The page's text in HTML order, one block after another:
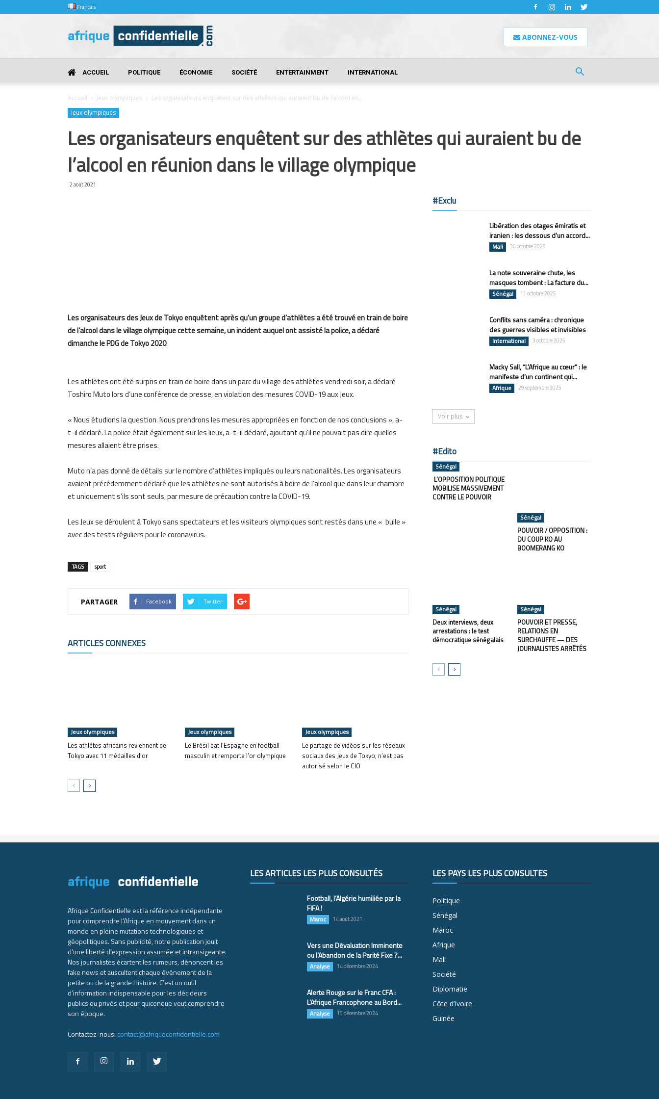
Français
Confidentielle
ABONNEZ-VOUS
ACCUEIL POLITIQUE ÉCONOMIE SOCIÉTÉ ENTERTAINMENT INTERNATIONAL
Accueil Jeux olympiques Les organisateurs enquêtent sur des athlètes qui auraient bu de l’alcool en...
Jeux olympiques
Les organisateurs enquêtent sur des athlètes qui auraient bu de
l’alcool en réunion dans le village olympique
2 août 2021
Les organisateurs des Jeux de Tokyo enquêtent après qu’un groupe d’athlètes a été trouvé en train de boire
de l’alcool dans le village olympique cette semaine, un incident auquel ont assisté la police, a déclaré
dimanche le PDG de Tokyo 2020.
Les athlètesont été surpris en train de boire dans un parc du village des athlètes vendredi soir, a déclaré
Toshiro Muto lors d’une conférence de presse, en violation des mesures COVID-19 aux Jeux.
« Nous étudions la question. Nous prendrons les mesures appropriéesen fonction de nos conclusions », a-
t-il déclaré. La police était également sur les lieux, a-t-il déclaré, ajoutant qu’il ne pouvaitpas direquelles
mesuresallaientêtreprises.
Muto n’a pas donné de détails sur le nombre d’athlètes impliqués ou leurs nationalités. Les organisateurs
avaient précédemment déclaré que les athlètes ne sont autorisés à boire de l’alcool que dans leur chambre
et uniquement s’ils sont seuls, par mesure de précaution contrelaCOVID-19.
Les Jeux se déroulent à Tokyo sans spectateurset les visiteurs olympiques sont restés dans une « bulle »
avec des tests réguliers pour le coronavirus.
TAGS sport
PARTAGER Facebook Twitter
ARTICLES CONNEXES
Jeux olympiques
Les athlètes africains reviennent de
Tokyo avec 11 médailles d’or
Jeux olympiques
Le Brésil bat l’Espagne en football
masculin et remporte l’or olympique
Jeux olympiques
Le partage de vidéos sur les réseaux
sociaux des Jeux de Tokyo, n’est pas
autorisé selon le CIO
#Exclu
Libération des otages émiratis et
iranien : les dessous d’un accord...
Mali 30 octobre 2025
La note souveraine chute, les
masques tombent : La facture du...
Sénégal 11 octobre 2025
Conflits sans caméra : chronique
des guerres visibles et invisibles
International 3 octobre 2025
Macky Sall, “L’Afrique au cœur” : le
manifeste d’un continent qui...
Afrique 29 septembre 2025
Voir plus
#Edito
Sénégal
L’OPPOSITION POLITIQUE
MOBILISE MASSIVEMENT
CONTRE LE POUVOIR
Sénégal
POUVOIR / OPPOSITION :
DU COUP KO AU
BOOMERANG KO
Sénégal
Deux interviews, deux
arrestations : le test
démocratique sénégalais
Sénégal
POUVOIR ET PRESSE,
RELATIONS EN
SURCHAUFFE — DES
JOURNALISTES ARRÊTÉS
Afrique Confidentielle est la référence indépendante
pour comprendre l’Afrique en mouvement dans un
monde en pleine mutations technologiques et
géopolitiques. Sans publicité, notre publication jouit
d’une liberté d’expression assumée et intransigeante.
Nos journalistes écartent les rumeurs, dénoncent les
fake news et auscultent chaque événement de la
petite ou de la grande Histoire. C’est un outil
d’information indispensable pour les décideurs
publics ou privés et pour quiconque veut comprendre
son époque.
Contactez-nous: contact@afriqueconfidentielle.com
LES ARTICLES LES PLUS CONSULTÉS
Football, l’Algérie humiliée par la
FIFA !
Maroc 14 août 2021
Vers une Dévaluation Imminente
ou l’Abandon de la Parité Fixe ?...
Analyse 14 décembre 2024
Alerte Rouge sur le Franc CFA :
L’Afrique Francophone au Bord...
Analyse 15 décembre 2024
LES PAYS LES PLUS CONSULTÉS
Politique
Sénégal
Maroc
Afrique
Mali
Société
Diplomatie
Côte d’Ivoire
Guinée